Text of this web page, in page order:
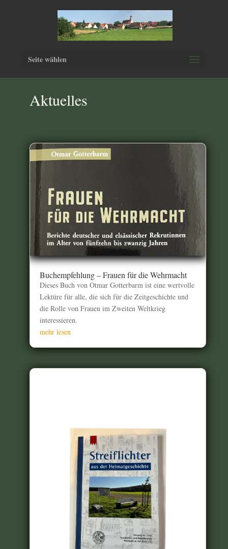
Seite wählen
Aktuelles
Buchempfehlung – Frauen für die Wehrmacht
Dieses Buch von Otmar Gotterbarm ist eine wertvolle
Lektüre für alle, die sich für die Zeitgeschichte und
die Rolle von Frauen im Zweiten Weltkrieg
interessieren.
mehr lesen